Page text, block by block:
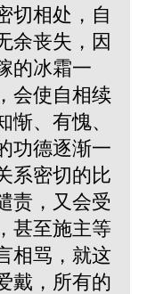
切相处，自
余丧失，因
的冰霜一
会使自相续
、有愧、
功德逐渐一
系密切的比
责，又会受
甚至施主等
相骂，就这
戴，所有的